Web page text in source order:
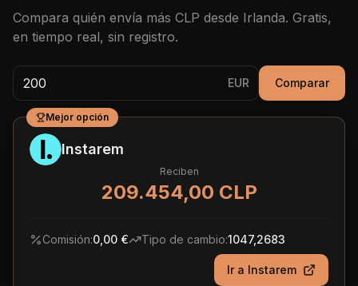
Compara quién envía más CLP desde Irlanda. Gratis,
en tiempo real, sin registro.
EUR Comparar
Mejor opción
Instarem
Reciben
209.454,00 CLP
Comisión:0,00 € Tipo de cambio:1047,2683
Ir a Instarem